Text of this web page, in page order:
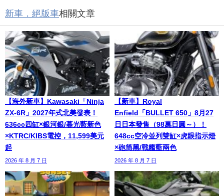
新車．絕版車相關文章
【海外新車】Kawasaki「Ninja
ZX-6R」2027年式北美發表！
636cc四缸×銀河銀/暮光藍新色
×KTRC/KIBS電控，11,599美元
起
2026 年 8 月 7 日
【新車】Royal
Enfield「BULLET 650」8月27
日日本發售（98萬日圓～）！
648cc空冷並列雙缸×虎眼指示燈
×砲筒黑/戰艦藍兩色
2026 年 8 月 7 日